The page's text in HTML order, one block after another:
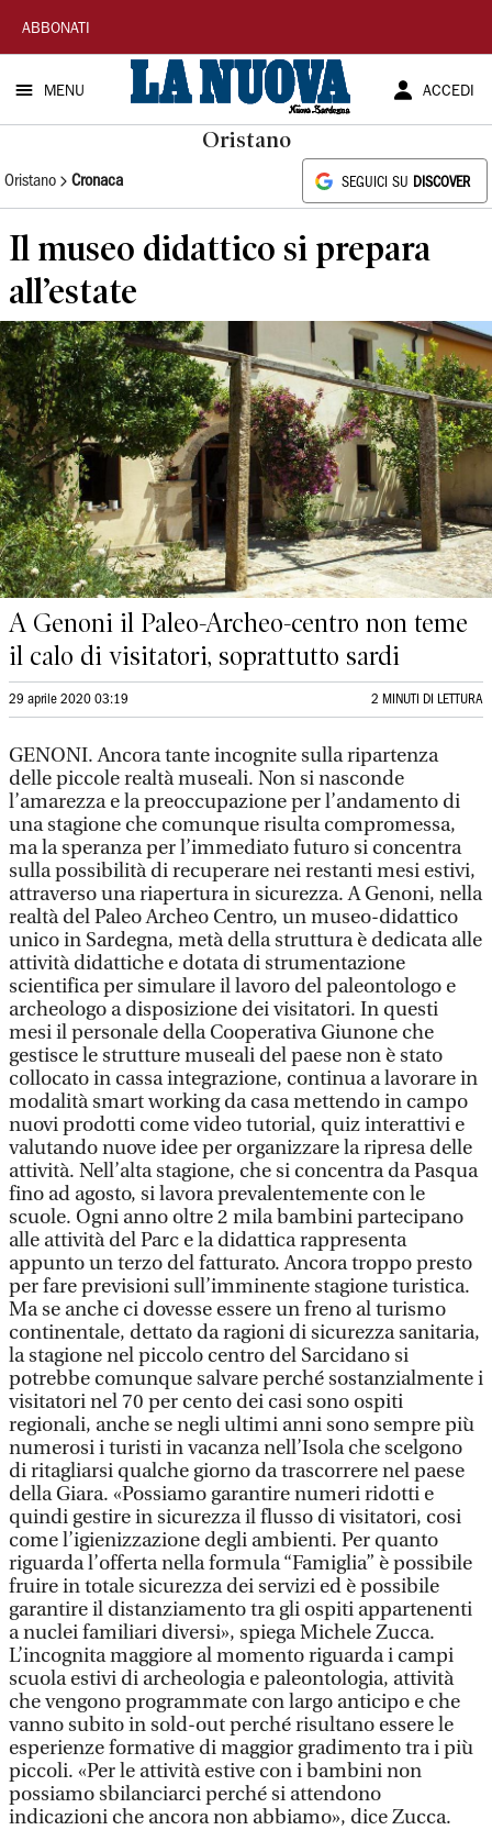
La
Nuova
Sardegna
ABBONATI
MENU ACCEDI
Oristano
Oristano Cronaca SEGUICI SU DISCOVER
Il museo didattico si prepara
all’estate
A Genoni il Paleo-Archeo-centro non teme
il calo di visitatori, soprattutto sardi
29 aprile 2020 03:19 2 MINUTI DI LETTURA
GENONI. Ancora tante incognite sulla ripartenza
delle piccole realtà museali. Non si nasconde
l’amarezza e la preoccupazione per l’andamento di
una stagione che comunque risulta compromessa,
ma la speranza per l’immediato futuro si concentra
sulla possibilità di recuperare nei restanti mesi estivi,
attraverso una riapertura in sicurezza. A Genoni, nella
realtà del Paleo Archeo Centro, un museo-didattico
unico in Sardegna, metà della struttura è dedicata alle
attività didattiche e dotata di strumentazione
scientifica per simulare il lavoro del paleontologo e
archeologo a disposizione dei visitatori. In questi
mesi il personale della Cooperativa Giunone che
gestisce le strutture museali del paese non è stato
collocato in cassa integrazione, continua a lavorare in
modalità smart working da casa mettendo in campo
nuovi prodotti come video tutorial, quiz interattivi e
valutando nuove idee per organizzare la ripresa delle
attività. Nell’alta stagione, che si concentra da Pasqua
fino ad agosto, si lavora prevalentemente con le
scuole. Ogni anno oltre 2 mila bambini partecipano
alle attività del Parc e la didattica rappresenta
appunto un terzo del fatturato. Ancora troppo presto
per fare previsioni sull’imminente stagione turistica.
Ma se anche ci dovesse essere un freno al turismo
continentale, dettato da ragioni di sicurezza sanitaria,
la stagione nel piccolo centro del Sarcidano si
potrebbe comunque salvare perché sostanzialmente i
visitatori nel 70 per cento dei casi sono ospiti
regionali, anche se negli ultimi anni sono sempre più
numerosi i turisti in vacanza nell’Isola che scelgono
di ritagliarsi qualche giorno da trascorrere nel paese
della Giara. «Possiamo garantire numeri ridotti e
quindi gestire in sicurezza il flusso di visitatori, cosi
come l’igienizzazione degli ambienti. Per quanto
riguarda l’offerta nella formula “Famiglia” è possibile
fruire in totale sicurezza dei servizi ed è possibile
garantire il distanziamento tra gli ospiti appartenenti
a nuclei familiari diversi», spiega Michele Zucca.
L’incognita maggiore al momento riguarda i campi
scuola estivi di archeologia e paleontologia, attività
che vengono programmate con largo anticipo e che
vanno subito in sold-out perché risultano essere le
esperienze formative di maggior gradimento tra i più
piccoli. «Per le attività estive con i bambini non
possiamo sbilanciarci perché si attendono
indicazioni che ancora non abbiamo», dice Zucca.